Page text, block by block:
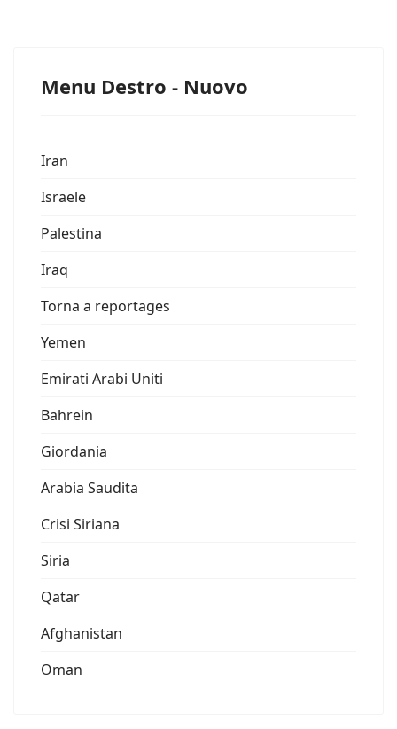
Menu Destro - Nuovo
Iran
Israele
Palestina
Iraq
Torna a reportages
Yemen
Emirati Arabi Uniti
Bahrein
Giordania
Arabia Saudita
Crisi Siriana
Siria
Qatar
Afghanistan
Oman